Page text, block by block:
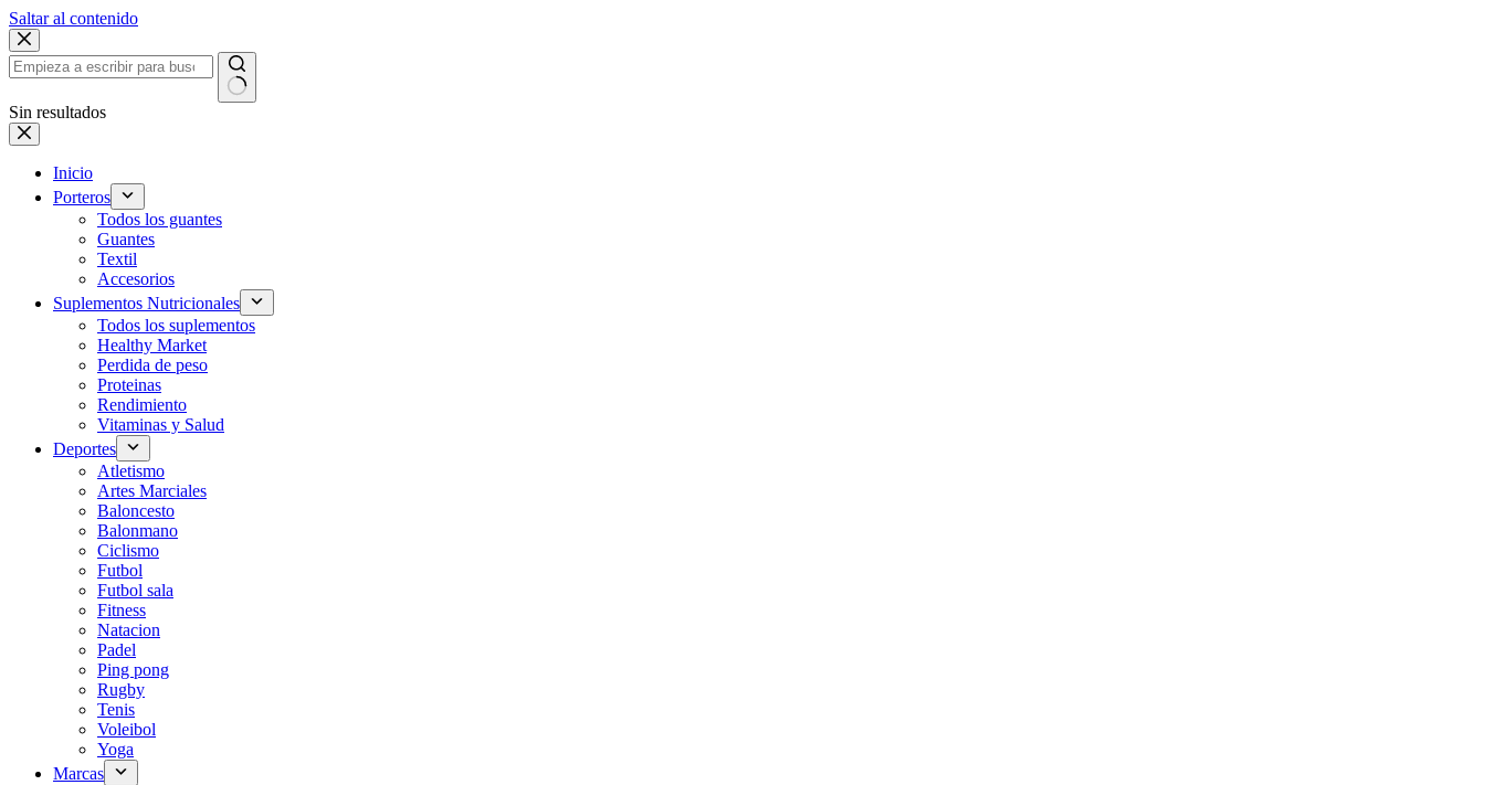
Saltar al contenido
Sin resultados
Inicio
Porteros
Todos los guantes
Guantes
Textil
Accesorios
Suplementos Nutricionales
Todos los suplementos
Healthy Market
Perdida de peso
Proteinas
Rendimiento
Vitaminas y Salud
Deportes
Atletismo
Artes Marciales
Baloncesto
Balonmano
Ciclismo
Futbol
Futbol sala
Fitness
Natacion
Padel
Ping pong
Rugby
Tenis
Voleibol
Yoga
Marcas